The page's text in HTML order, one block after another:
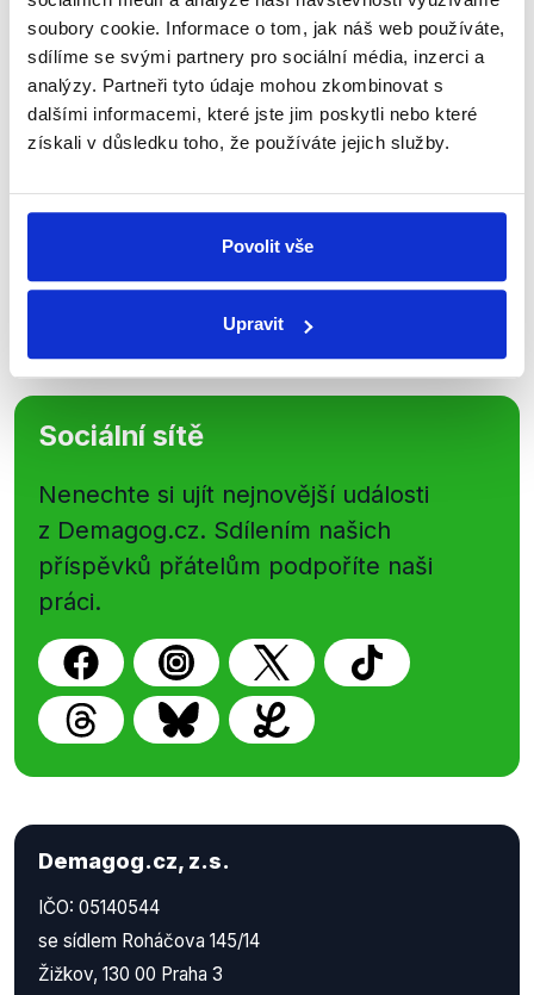
soubory cookie. Informace o tom, jak náš web používáte,
sdílíme se svými partnery pro sociální média, inzerci a
analýzy. Partneři tyto údaje mohou zkombinovat s
dalšími informacemi, které jste jim poskytli nebo které
získali v důsledku toho, že používáte jejich služby.
Povolit vše
Upravit
Přihlaste se k odběru našeho
newsletteru nebowhatsappového
kanálu, kde pravidelně přinášíme
shrnutí nejzajímavějších článků a analýz.
přehled o tom, jaké dezinformace a
nepravdy se zrovna v Česku šíří.
Sociální sítě
Nenechte si ujít nejnovější události
z Demagog.cz. Sdílením našich
příspěvků přátelům podpoříte naši
práci.
Demagog.cz, z.s.
IČO: 05140544
se sídlem Roháčova 145/14
Žižkov, 130 00 Praha 3